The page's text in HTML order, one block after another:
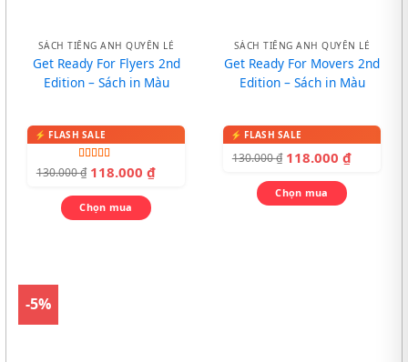
SÁCH TIẾNG ANH QUYỂN LẺ
Get Ready For Flyers 2nd
Edition – Sách in Màu
Được xếp
hạng5.005
130.000₫ 118.000 ₫
Chọn mua
SÁCH TIẾNG ANH QUYỂN LẺ
Get Ready For Movers 2nd
Edition – Sách in Màu
130.000₫ 118.000 ₫
Chọn mua
-5%